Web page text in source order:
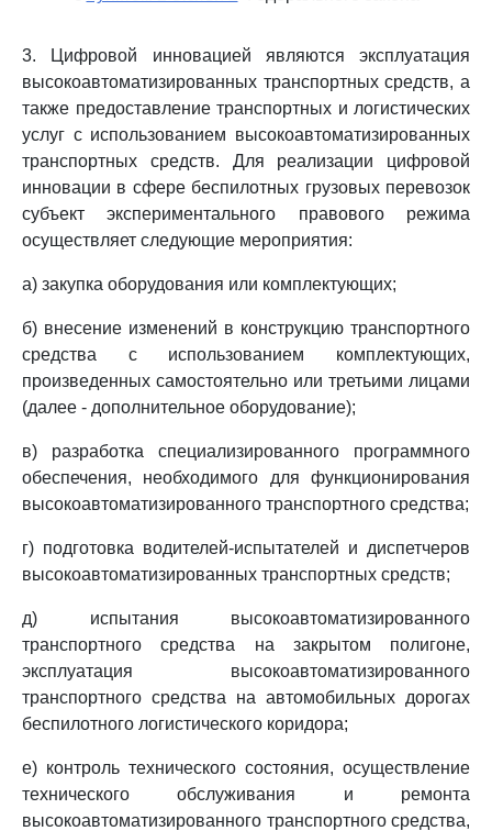
3. Цифровой инновацией являются эксплуатация
высокоавтоматизированных транспортных средств, а
также предоставление транспортных и логистических
услуг с использованием высокоавтоматизированных
транспортных средств. Для реализации цифровой
инновации в сфере беспилотных грузовых перевозок
субъект экспериментального правового режима
осуществляет следующие мероприятия:
а) закупка оборудования или комплектующих;
б) внесение изменений в конструкцию транспортного
средства с использованием комплектующих,
произведенных самостоятельно или третьими лицами
(далее - дополнительное оборудование);
в) разработка специализированного программного
обеспечения, необходимого для функционирования
высокоавтоматизированного транспортного средства;
г) подготовка водителей-испытателей и диспетчеров
высокоавтоматизированных транспортных средств;
д) испытания высокоавтоматизированного
транспортного средства на закрытом полигоне,
эксплуатация высокоавтоматизированного
транспортного средства на автомобильных дорогах
беспилотного логистического коридора;
е) контроль технического состояния, осуществление
технического обслуживания и ремонта
высокоавтоматизированного транспортного средства,